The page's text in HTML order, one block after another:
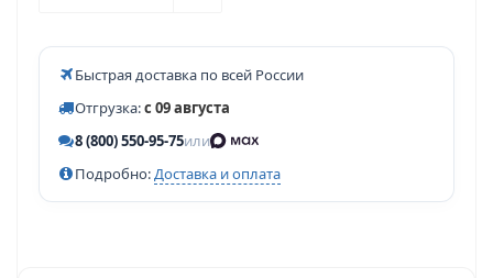
Быстрая доставка по всей России
Отгрузка:с 09 августа
8 (800) 550-95-75или
Подробно:Доставка и оплата